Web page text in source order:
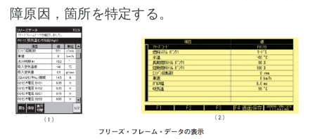
障原因，箇所を特定する。